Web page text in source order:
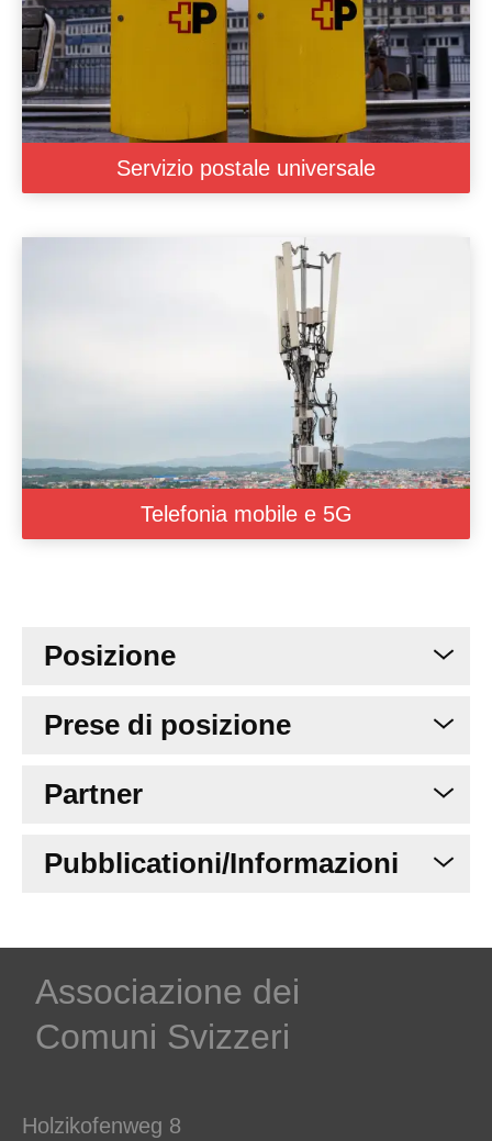
Servizio postale universale
Telefonia mobile e 5G
Posizione
Prese di posizione
Partner
Pubblicationi/Informazioni
Associazione dei
Comuni Svizzeri
Holzikofenweg 8